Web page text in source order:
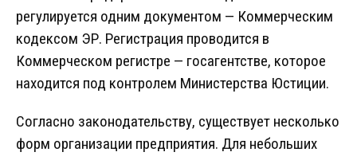
регулируется одним документом — Коммерческим
кодексом ЭР. Регистрация проводится в
Коммерческом регистре — госагентстве, которое
находится под контролем Министерства Юстиции.
Согласно законодательству, существует несколько
форм организации предприятия. Для небольших